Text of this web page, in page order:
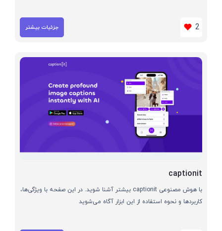
2 جزئیات بیشتر
captionit
با هوش مصنوعی captionit بیشتر آشنا شوید. در این صفحه با ویژگی‌ها،
کاربردها و نحوه استفاده از این ابزار آگاه می‌شوید